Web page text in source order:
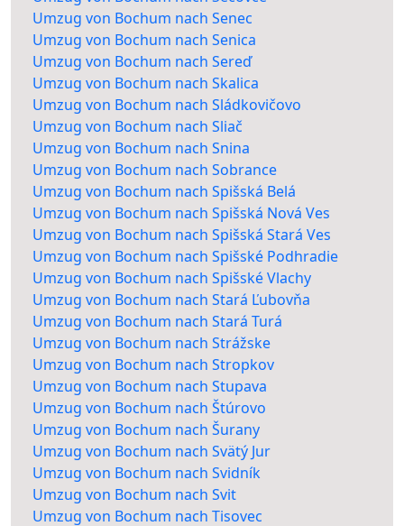
Umzug von Bochum nach Senec
Umzug von Bochum nach Senica
Umzug von Bochum nach Sereď
Umzug von Bochum nach Skalica
Umzug von Bochum nach Sládkovičovo
Umzug von Bochum nach Sliač
Umzug von Bochum nach Snina
Umzug von Bochum nach Sobrance
Umzug von Bochum nach Spišská Belá
Umzug von Bochum nach Spišská Nová Ves
Umzug von Bochum nach Spišská Stará Ves
Umzug von Bochum nach Spišské Podhradie
Umzug von Bochum nach Spišské Vlachy
Umzug von Bochum nach Stará Ľubovňa
Umzug von Bochum nach Stará Turá
Umzug von Bochum nach Strážske
Umzug von Bochum nach Stropkov
Umzug von Bochum nach Stupava
Umzug von Bochum nach Štúrovo
Umzug von Bochum nach Šurany
Umzug von Bochum nach Svätý Jur
Umzug von Bochum nach Svidník
Umzug von Bochum nach Svit
Umzug von Bochum nach Tisovec